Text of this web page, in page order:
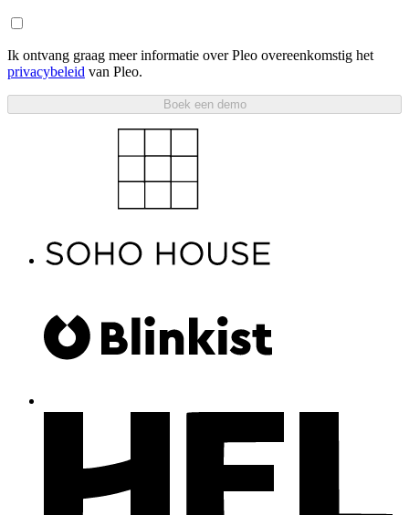
Ik ontvang graag meer informatie over Pleo overeenkomstig het
privacybeleid van Pleo.
Boek een demo